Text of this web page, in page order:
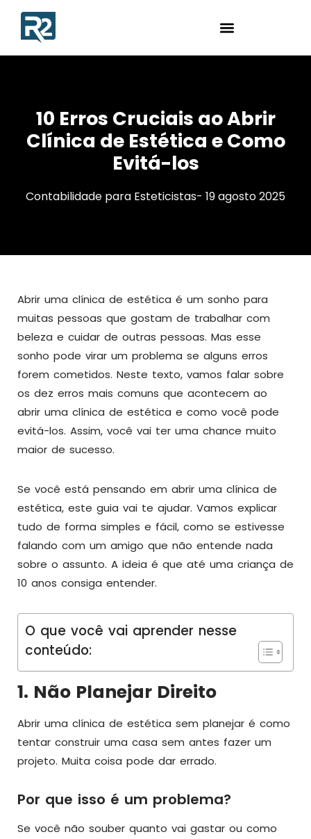
10 Erros Cruciais ao Abrir
Clínica de Estética e Como
Evitá-los
Contabilidade para Esteticistas- 19 agosto 2025
Abrir uma clínica de estética é um sonho para
muitas pessoas que gostam de trabalhar com
beleza e cuidar de outras pessoas. Mas esse
sonho pode virar um problema se alguns erros
forem cometidos. Neste texto, vamos falar sobre
os dez erros mais comuns que acontecem ao
abrir uma clínica de estética e como você pode
evitá-los. Assim, você vai ter uma chance muito
maior de sucesso.
Se você está pensando em abrir uma clínica de
estética, este guia vai te ajudar. Vamos explicar
tudo de forma simples e fácil, como se estivesse
falando com um amigo que não entende nada
sobre o assunto. A ideia é que até uma criança de
10 anos consiga entender.
O que você vai aprender nesse
conteúdo:
1. Não Planejar Direito
Abrir uma clínica de estética sem planejar é como
tentar construir uma casa sem antes fazer um
projeto. Muita coisa pode dar errado.
Por que isso é um problema?
Se você não souber quanto vai gastar ou como